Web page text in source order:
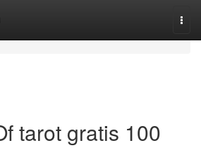
tarot gratis 100